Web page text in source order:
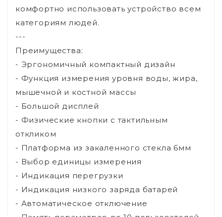
комфортно использовать устройство всем
категориям людей.
---
Преимущества:
- Эргономичный компактный дизайн
- Функция измерения уровня воды, жира,
мышечной и костной массы
- Большой дисплей
- Физические кнопки с тактильным
откликом
- Платформа из закаленного стекла 6мм
- Выбор единицы измерения
- Индикация перегрузки
- Индикация низкого заряда батарей
- Автоматическое отключение